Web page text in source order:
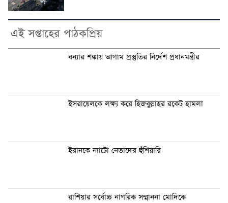
এই সপ্তাহের পাঠকপ্রিয়
বন্যার শঙ্কায় আগাম প্রস্তুতির নির্দেশ প্রধানমন্ত্রীর
ইসরায়েলকে লক্ষ্য করে হিজবুল্লাহর রকেট হামলা
ইরানকে ন্যাটো নেতাদের হুঁশিয়ারি
রাশিয়ার সর্বোচ্চ নাগরিক সম্মাননা মোদিকে